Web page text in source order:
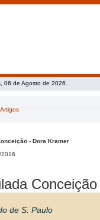
06 de Agosto de 2026.
Artigos
- Dora Kramer
2016
de S. Paulo